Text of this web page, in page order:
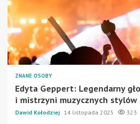
ZNANE OSOBY
Edyta Geppert: Legendarny
i mistrzyni muzycznych stylów
Dawid Kołodziej 14 listopada 2025 323